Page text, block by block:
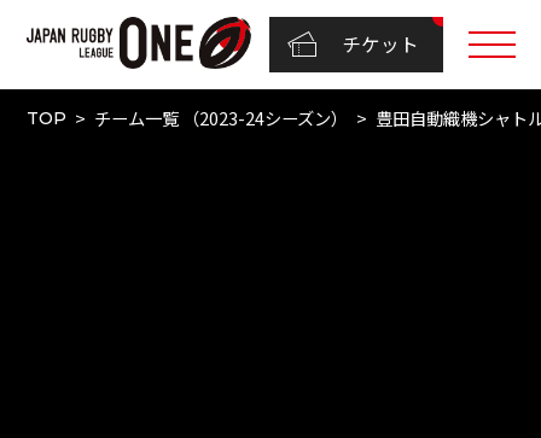
チケット
TOP チーム一覧 （2023-24シーズン） 豊田自動織機シャト